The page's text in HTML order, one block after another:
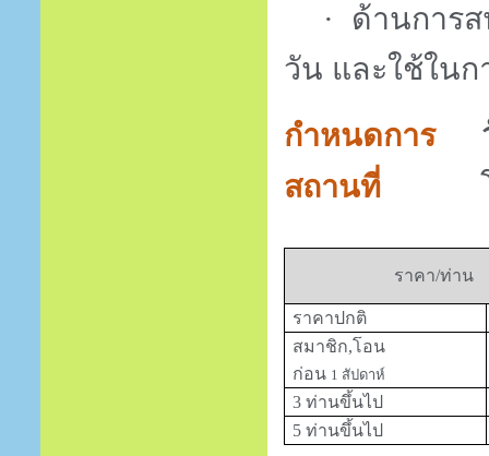
·
ด้านการ
วัน และใช้ในก
กำหนดการ
สถานที่
ราคา/ท่าน
ราคาปกติ
สมาชิก,โอน
ก่อน 1 สัปดาห์
3 ท่านขึ้นไป
5 ท่านขึ้นไป